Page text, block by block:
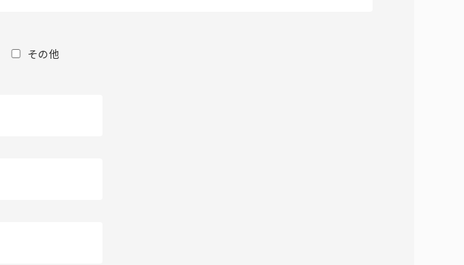
その他